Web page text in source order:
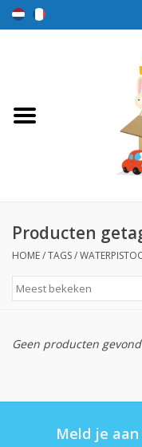
Speelgoed
Beloningsdozen
Nieuw
Prijs
Producten
HOME/TAGS/
Geen producten
Meld je